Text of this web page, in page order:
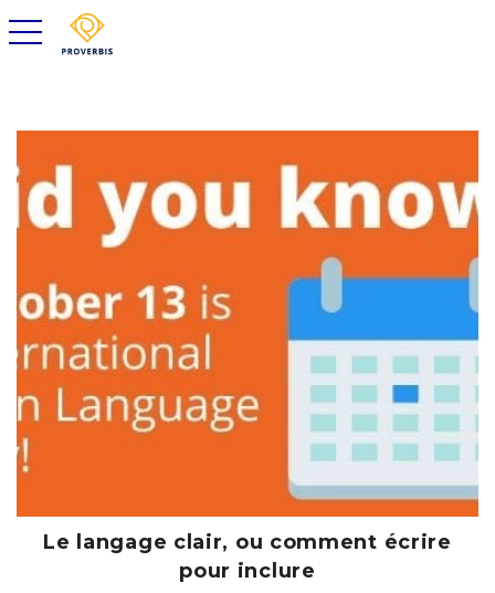
toggle navigation
Le langage clair, ou comment écrire
pour inclure